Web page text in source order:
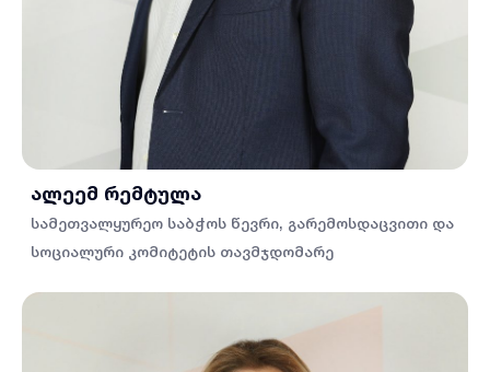
ალეემ რემტულა
სამეთვალყურეო საბჭოს წევრი, გარემოსდაცვითი და
სოციალური კომიტეტის თავმჯდომარე